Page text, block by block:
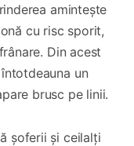
amintește
cu risc sporit,
Din acest
un
brusc pe linii.
șoferii și ceilalți